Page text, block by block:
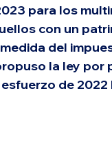
para los
con un
del
la ley
de